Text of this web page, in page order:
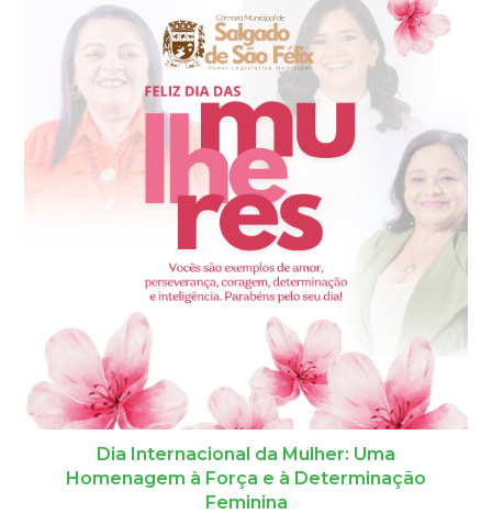
Dia Internacional da Mulher: Uma
Homenagem à Força e à Determinação
Feminina